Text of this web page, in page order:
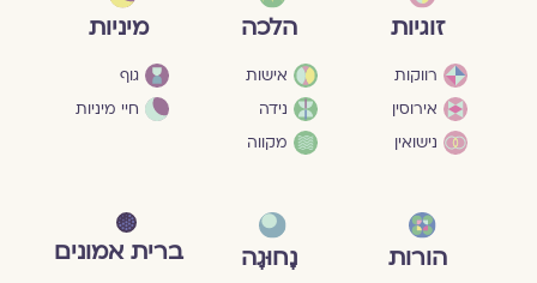
זוגיות
רווקות
אירוסין
נישואין
הלכה
אישות
נידה
מקווה
מיניות
גוף
חיי מיניות
הורות נָחוּגָה ברית אמונים